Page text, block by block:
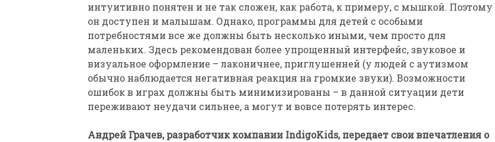
интуитивно понятен и не так сложен, как работа, к примеру, с мышкой. Поэтому
он доступен и малышам. Однако, программы для детей с особыми
потребностями все же должны быть несколько иными, чем просто для
маленьких. Здесь рекомендован более упрощенный интерфейс, звуковое и
визуальное оформление – лаконичнее, приглушенней (у людей с аутизмом
обычно наблюдается негативная реакция на громкие звуки). Возможности
ошибок в играх должны быть минимизированы – в данной ситуации дети
переживают неудачи сильнее, а могут и вовсе потерять интерес.
Андрей Грачев, разработчик компании IndigoKids, передает свои впечатления о